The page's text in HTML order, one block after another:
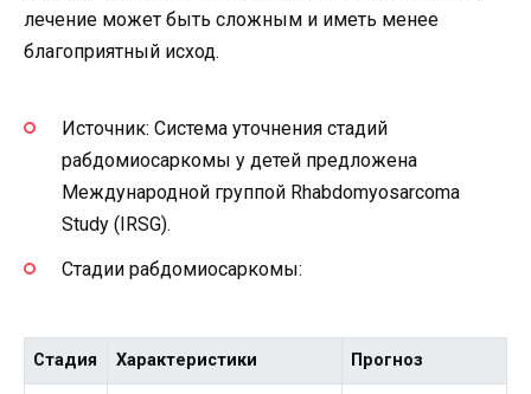
лечение может быть сложным и иметь менее
благоприятный исход.
Источник: Система уточнения стадий
рабдомиосаркомы у детей предложена
Международной группой Rhabdomyosarcoma
Study (IRSG).
Стадии рабдомиосаркомы:
Стадия Характеристики Прогноз